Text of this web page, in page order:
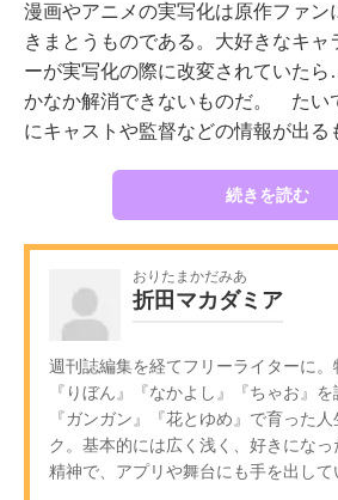
漫画やアニメの実写化は原作ファン
きまとうものである。大好きなキャ
ーが実写化の際に改変されていた
かなか解消できないものだ。 たい
にキャストや監督などの情報が出
続きを読む
おりたまかだみあ
折田マカダミア
週刊誌編集を経てフリーライターに。
『りぼん』『なかよし』『ちゃお』を
『ガンガン』『花とゆめ』で育った
ク。基本的には広く浅く、好きにな
精神で、アプリや舞台にも手を出して